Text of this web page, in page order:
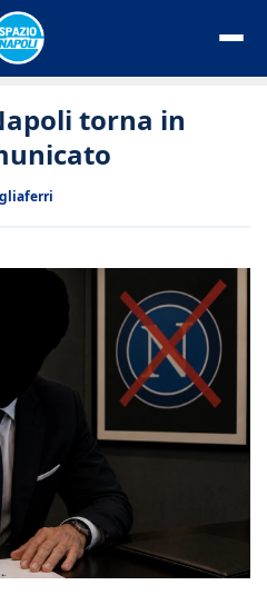
torna in